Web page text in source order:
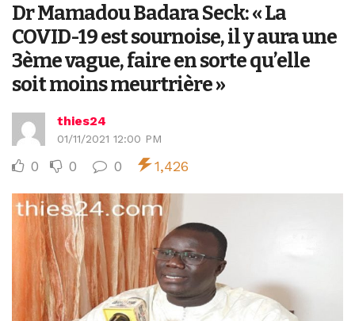
Dr Mamadou Badara Seck: « La
COVID-19 est sournoise, il y aura une
3ème vague, faire en sorte qu’elle
soit moins meurtrière »
thies24
01/11/2021 12:00 PM
0 0 0 1,426